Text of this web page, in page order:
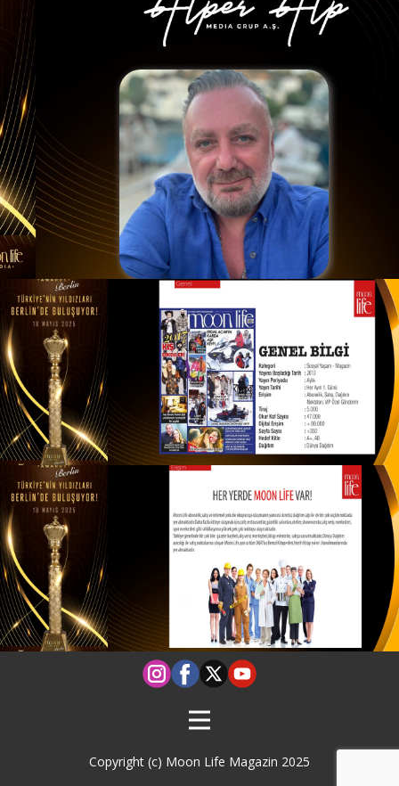
Copyright (c) Moon Life Magazin 2025